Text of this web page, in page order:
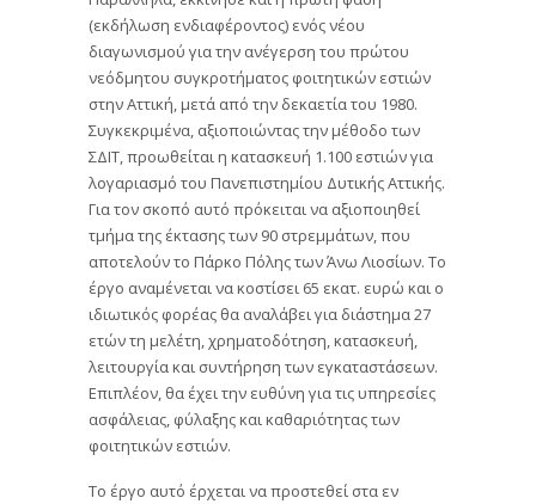
(εκδήλωση ενδιαφέροντος) ενός νέου
διαγωνισμού για την ανέγερση του πρώτου
νεόδμητου συγκροτήματος φοιτητικών εστιών
στην Αττική, μετά από την δεκαετία του 1980.
Συγκεκριμένα, αξιοποιώντας την μέθοδο των
ΣΔΙΤ, προωθείται η κατασκευή 1.100 εστιών για
λογαριασμό του Πανεπιστημίου Δυτικής Αττικής.
Για τον σκοπό αυτό πρόκειται να αξιοποιηθεί
τμήμα της έκτασης των 90 στρεμμάτων, που
αποτελούν το Πάρκο Πόλης των Άνω Λιοσίων. Το
έργο αναμένεται να κοστίσει 65 εκατ. ευρώ και ο
ιδιωτικός φορέας θα αναλάβει για διάστημα 27
ετών τη μελέτη, χρηματοδότηση, κατασκευή,
λειτουργία και συντήρηση των εγκαταστάσεων.
Επιπλέον, θα έχει την ευθύνη για τις υπηρεσίες
ασφάλειας, φύλαξης και καθαριότητας των
φοιτητικών εστιών.
Το έργο αυτό έρχεται να προστεθεί στα εν